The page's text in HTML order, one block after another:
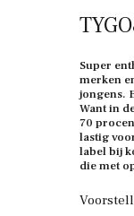
Super
merken
jongens.
Want in
70
lastig
label bij
die met